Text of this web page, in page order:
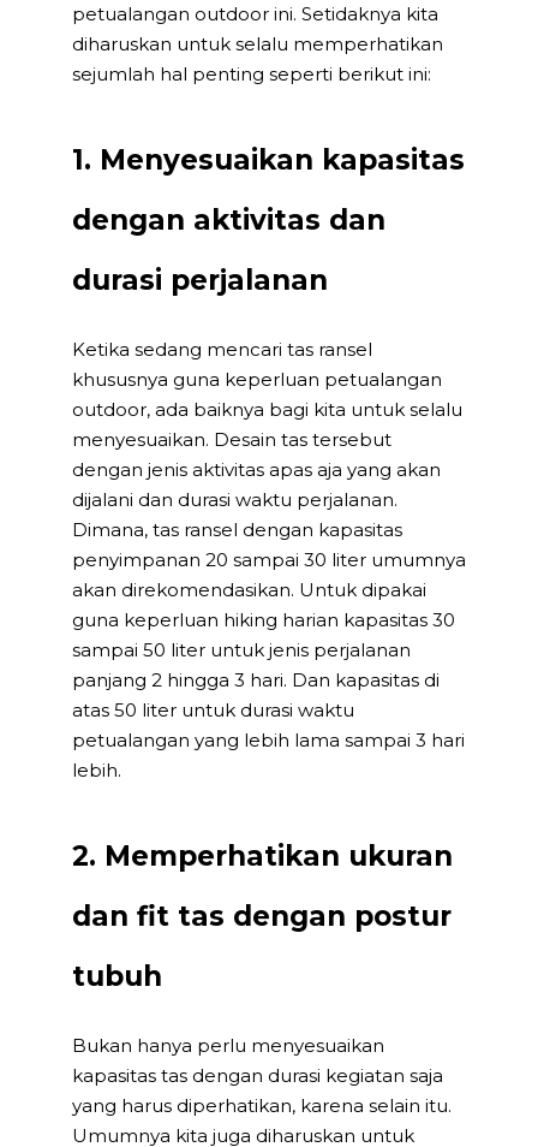
petualangan outdoor ini. Setidaknya kita
diharuskan untuk selalu memperhatikan
sejumlah hal penting seperti berikut ini:
1. Menyesuaikan kapasitas
dengan aktivitas dan
durasi perjalanan
Ketika sedang mencari tas ransel
khususnya guna keperluan petualangan
outdoor, ada baiknya bagi kita untuk selalu
menyesuaikan. Desain tas tersebut
dengan jenis aktivitas apas aja yang akan
dijalani dan durasi waktu perjalanan.
Dimana, tas ransel dengan kapasitas
penyimpanan 20 sampai 30 liter umumnya
akan direkomendasikan. Untuk dipakai
guna keperluan hiking harian kapasitas 30
sampai 50 liter untuk jenis perjalanan
panjang 2 hingga 3 hari. Dan kapasitas di
atas 50 liter untuk durasi waktu
petualangan yang lebih lama sampai 3 hari
lebih.
2. Memperhatikan ukuran
dan fit tas dengan postur
tubuh
Bukan hanya perlu menyesuaikan
kapasitas tas dengan durasi kegiatan saja
yang harus diperhatikan, karena selain itu.
Umumnya kita juga diharuskan untuk